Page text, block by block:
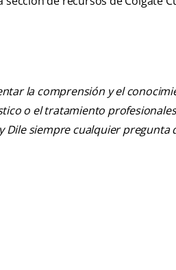
la comprensión y el
o el tratamiento
Dile siempre cualquier